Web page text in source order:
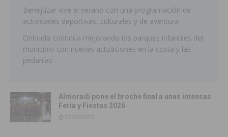
Benejúzar vive el verano con una programación de
actividades deportivas, culturales y de aventura
Orihuela continúa mejorando los parques infantiles del
municipio con nuevas actuaciones en la costa y las
pedanías
Almoradí pone el broche final a unas intensas
Feria y Fiestas 2026
03/08/2026